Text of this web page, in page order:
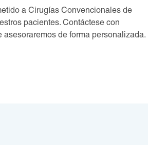
a Cirugías Convencionales de
pacientes. Contáctese con
asesoraremos de forma personalizada.